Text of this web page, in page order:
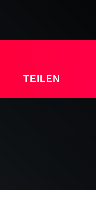
TEILEN